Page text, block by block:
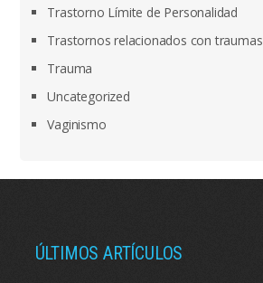
Trastorno Límite de Personalidad
Trastornos relacionados con traumas
Trauma
Uncategorized
Vaginismo
ÚLTIMOS ARTÍCULOS